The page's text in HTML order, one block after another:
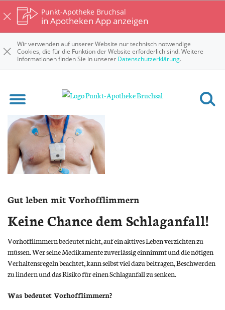
Punkt-Apotheke Bruchsal
in Apotheken App anzeigen
Wir verwenden auf unserer Website nur technisch notwendige
Cookies, die für die Funktion der Website erforderlich sind. Weitere
Informationen finden Sie in unserer Datenschutzerklärung.
Ratgeber
Gut leben mit Vorhofflimmern
Keine Chance dem Schlaganfall!
Vorhofflimmern bedeutet nicht, auf ein aktives Leben verzichten zu
müssen. Wer seine Medikamente zuverlässig einnimmt und die nötigen
Verhaltensregeln beachtet, kann selbst viel dazu beitragen, Beschwerden
zu lindern und das Risiko für einen Schlaganfall zu senken.
Was bedeutet Vorhofflimmern?